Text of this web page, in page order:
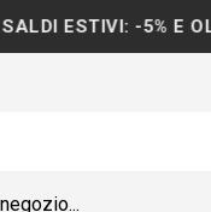
OLTRE SU TUTTO IL